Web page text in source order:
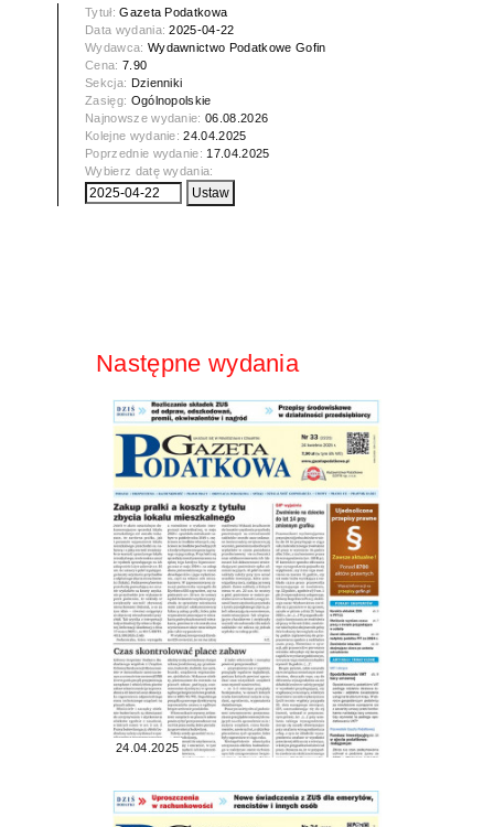
Tytuł:Gazeta Podatkowa
Data wydania:2025-04-22
Wydawca: Wydawnictwo Podatkowe Gofin
Cena: 7.90
Sekcja: Dzienniki
Zasięg: Ogólnopolskie
Najnowsze wydanie:06.08.2026
Kolejne wydanie:24.04.2025
Poprzednie wydanie: 17.04.2025
Wybierz datę wydania:
Następne wydania
24.04.2025